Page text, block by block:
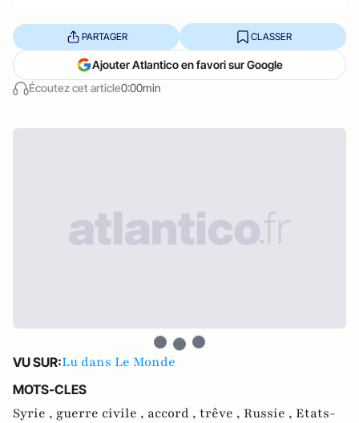
Écoutez cet article0:00min
PARTAGER CLASSER
Ajouter Atlantico en favori sur Google
VU SUR:Lu dans Le Monde
MOTS-CLES
Syrie , guerre civile , accord , trêve , Russie , Etats-